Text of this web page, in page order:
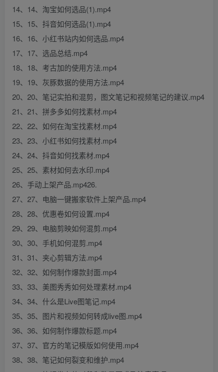
14、14、淘宝如何选品(1).mp4
15、15、抖音如何选品(1).mp4
16、16、小红书站内如何选品.mp4
17、17、选品总结.mp4
18、18、考古加的使用方法.mp4
19、19、灰豚数据的使用方法.mp4
20、20、笔记实拍和混剪，图文笔记和视频笔记的建议.mp4
21、21、拼多多如何找素材.mp4
22、22、如何在淘宝找素材.mp4
23、23、小红书如何找素材.mp4
24、24、抖音如何找素材.mp4
25、25、素材如何去水印.mp4
26、手动上架产品.mp426.
27、27、电脑一键搬家软件上架产品.mp4
28、28、优惠卷如何设置.mp4
29、29、电脑剪映如何混剪.mp4
30、30、手机如何混剪.mp4
31、31、夹心剪辑方法.mp4
32、32、如何制作爆款封面.mp4
33、33、美图秀秀如何处理素材.mp4
34、34、什么是Live图笔记.mp4
35、35、图片和视频如何转成live图.mp4
36、36、如何制作爆款标题.mp4
37、37、官方的笔记模版如何使用.mp4
38、38、笔记如何裂变和维护.mp4